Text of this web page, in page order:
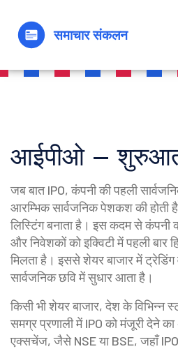
आईपीओ –
जब बातIPO,कंपनी की पहली
आरम्भिक सार्वजनिक पेशकशकी होती
लिस्टिंग बनाता है। इस कदम से कंपनी
और निवेशकों को इक्विटी में पहली बार
मिलता है। इससे शेयर बाजार में
सार्वजनिक छवि में सुधार आता है।
किसी भीशेयर बाजार,देश के विभिन्न
समग्र प्रणालीमें IPO को मंजूरी देने
एक्सचेंज,जैसे NSE या BSE, जहाँ